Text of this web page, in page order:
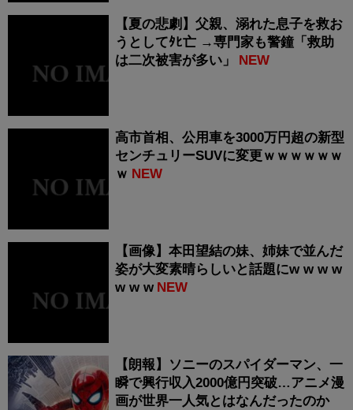
【夏の悲劇】父親、溺れた息子を救お
うとしてﾀﾋ亡 →専門家も警鐘「救助
は二次被害が多い」
NEW
高市首相、公用車を3000万円超の新型
センチュリーSUVに変更ｗｗｗｗｗｗ
ｗ NEW
【画像】本田望結の妹、姉妹で並んだ
姿が大変素晴らしいと話題にw w w w
w w w NEW
【朗報】ソニーのスパイダーマン、一
瞬で興行収入2000億円突破…アニメ漫
画が世界一人気とはなんだったのか